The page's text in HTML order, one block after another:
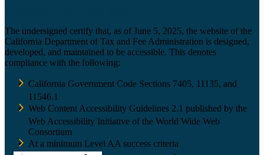
The undersigned certify that, as of June 5, 2025, the website of the
California Department of Tax and Fee Administration is designed,
developed, and maintained to be accessible. This denotes
compliance with the following:
California Government Code Sections 7405, 11135, and
11546.1
Web Content Accessibility Guidelines 2.1 published by the
Web Accessibility Initiative of the World Wide Web
Consortium
At a minimum Level AA success criteria